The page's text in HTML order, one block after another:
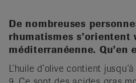
De nombreuses
rhumatismes s’orientent
méditerranéenne. Qu’en
L’huile d’olive contient